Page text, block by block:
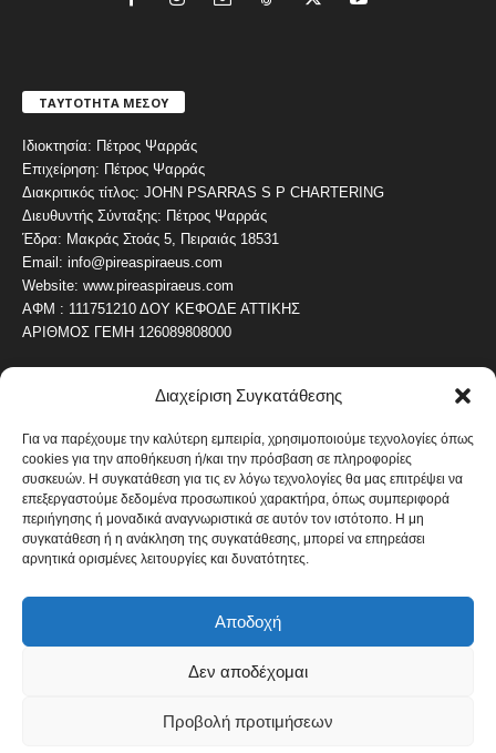
Διαχείριση Συγκατάθεσης
Για να παρέχουμε την καλύτερη εμπειρία, χρησιμοποιούμε τεχνολογίες όπως
cookies για την αποθήκευση ή/και την πρόσβαση σε πληροφορίες
συσκευών. Η συγκατάθεση για τις εν λόγω τεχνολογίες θα μας επιτρέψει να
επεξεργαστούμε δεδομένα προσωπικού χαρακτήρα, όπως συμπεριφορά
περιήγησης ή μοναδικά αναγνωριστικά σε αυτόν τον ιστότοπο. Η μη
συγκατάθεση ή η ανάκληση της συγκατάθεσης, μπορεί να επηρεάσει
αρνητικά ορισμένες λειτουργίες και δυνατότητες.
Αποδοχή
Δεν αποδέχομαι
Προβολή προτιμήσεων
ΤΑΥΤΟΤΗΤΑ ΜΕΣΟΥ
Ιδιοκτησία: Πέτρος Ψαρράς
Επιχείρηση: Πέτρος Ψαρράς
Διακριτικός τίτλος: JOHN PSARRAS S P CHARTERING
Διευθυντής Σύνταξης: Πέτρος Ψαρράς
Έδρα: Μακράς Στοάς 5, Πειραιάς 18531
Email: info@pireaspiraeus.com
Website: www.pireaspiraeus.com
ΑΦΜ : 111751210 ΔΟΥ ΚΕΦΟΔΕ ΑΤΤΙΚΗΣ
ΑΡΙΘΜΟΣ ΓΕΜΗ 126089808000
ΔΗΜΟΦΙΛΗ ΚΑΤΗΓΟΡΙΑ
ΝΕΑ ΤΟΥ ΠΕΙΡΑΙΑ 4486
ΟΛΥΜΠΙΑΚΟΣ
ΑΛΛΑ ΚΟΙΝΩΝΙΚΑ
ΕΙΔΗΣΕΙΣ ΝΑΥΤΙΛΙΑ
ΟΙΚΟΝΟΜΙΚΑ
ΚΑΛΛΙΤΕΧΝΙΚΑ 822